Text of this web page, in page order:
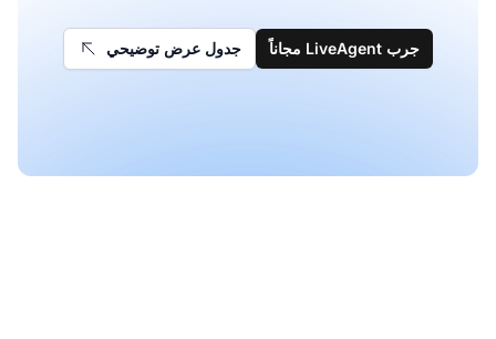
جرب LiveAgent مجاناً جدول عرض توضيحي